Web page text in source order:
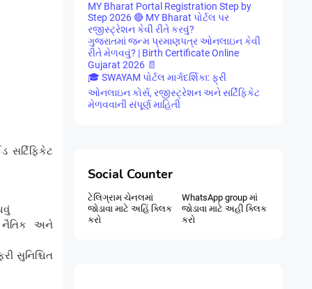
નૈતિક અને
સુનિશ્ચિત
MY Bharat Portal Registration Step by
Step 2026 🔴 MY Bharat પોર્ટલ પર
રજીસ્ટ્રેશન કેવી રીતે કરવું?
ગુજરાતમાં જન્મ પ્રમાણપત્ર ઓનલાઇન કેવી
રીતે મેળવવું? | Birth Certificate Online
Gujarat 2026 📄
🎓 SWAYAM પોર્ટલ માર્ગદર્શિકા: ફ્રી
ઓનલાઇન કોર્સ, રજીસ્ટ્રેશન અને સર્ટિફિકેટ
મેળવવાની સંપૂર્ણ માહિતી
Social Counter
ટેલિગ્રામ ચેનલમાં
જોડાવા માટે અહિં ક્લિક
કરો
WhatsApp group માં
જોડાવા માટે અહી ક્લિક
કરો